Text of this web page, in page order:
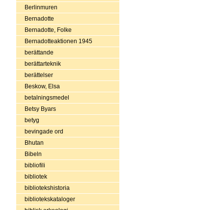
Berlinmuren
Bernadotte
Bernadotte, Folke
Bernadotteaktionen 1945
berättande
berättarteknik
berättelser
Beskow, Elsa
betalningsmedel
Betsy Byars
betyg
bevingade ord
Bhutan
Bibeln
bibliofili
bibliotek
bibliotekshistoria
bibliotekskataloger